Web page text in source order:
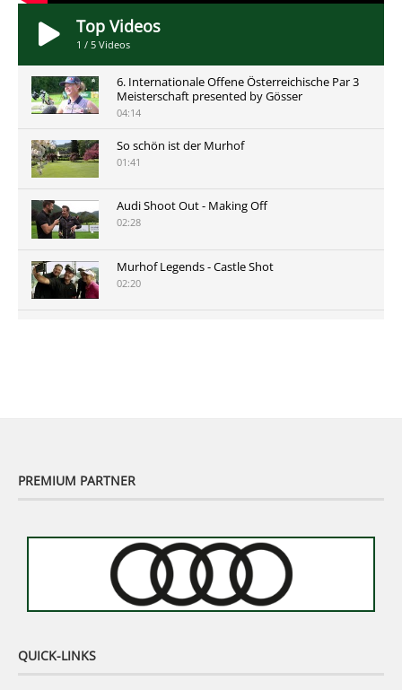
Top Videos
1 / 5 Videos
6. Internationale Offene Österreichische Par 3
Meisterschaft presented by Gösser
04:14
So schön ist der Murhof
01:41
Audi Shoot Out - Making Off
02:28
Murhof Legends - Castle Shot
02:20
PREMIUM PARTNER
QUICK-LINKS